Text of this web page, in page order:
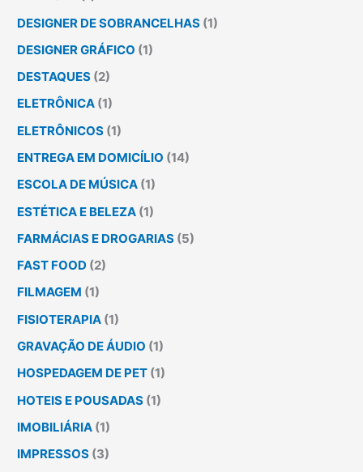
DESIGNER DE SOBRANCELHAS (1)
DESIGNER GRÁFICO (1)
DESTAQUES (2)
ELETRÔNICA (1)
ELETRÔNICOS (1)
ENTREGA EM DOMICÍLIO (14)
ESCOLA DE MÚSICA (1)
ESTÉTICA E BELEZA (1)
FARMÁCIAS E DROGARIAS (5)
FAST FOOD (2)
FILMAGEM (1)
FISIOTERAPIA (1)
GRAVAÇÃO DE ÁUDIO (1)
HOSPEDAGEM DE PET (1)
HOTEIS E POUSADAS (1)
IMOBILIÁRIA (1)
IMPRESSOS (3)